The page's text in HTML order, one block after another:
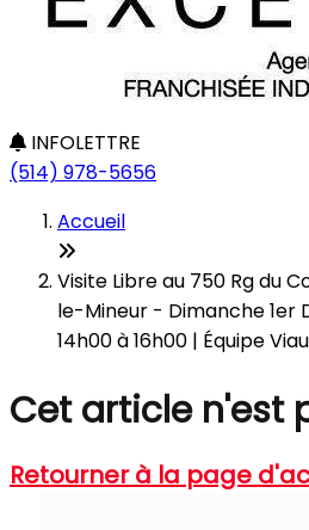
INFOLETTRE
(514) 978-5656
Accueil
Visite Libre au 750 Rg du
le-Mineur - Dimanche 1er
14h00 à 16h00 | Équipe
Cet article n'est
Retourner à la page